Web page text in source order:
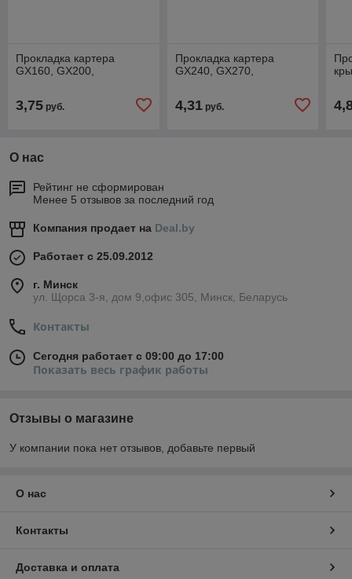
Прокладка картера
GX160, GX200,
3,75 руб.
Прокладка картера
GX240, GX270,
4,31руб.
О нас
Рейтинг не сформирован
Менее 5 отзывов за последний год
Компания продает на Deal.by
Работает с 25.09.2012
г. Минск
ул. Щорса 3-я, дом 9,офис 305, Минск, Беларусь
Контакты
Сегодня работает с 09:00 до 17:00
Показать весь график работы
Отзывы о магазине
У компании пока нет отзывов, добавьте первый
О нас
Контакты
Доставка и оплата